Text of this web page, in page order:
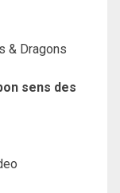
& Dragons
sens des